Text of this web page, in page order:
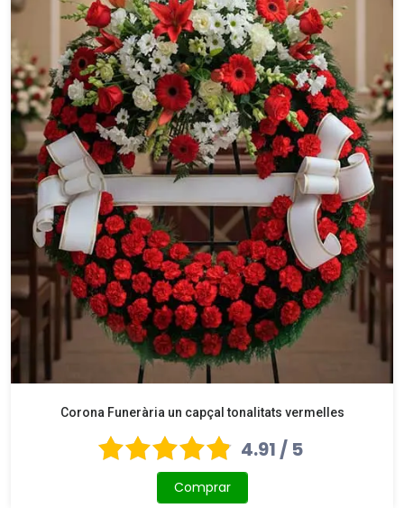
Corona Funerària un capçal tonalitats vermelles
4.91 / 5
Comprar